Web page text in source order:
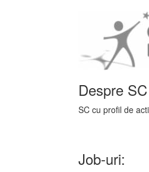
Despre
SC cu profil de
Job-uri: